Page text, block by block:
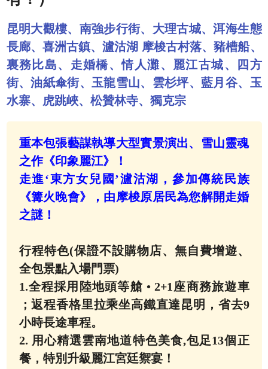
昆明大觀樓、南強步行街、大理古城、洱海生態
長廊、喜洲古鎮、瀘沽湖 摩梭古村落、豬槽船、
裏務比島、走婚橋、情人灘、麗江古城、四方
街、油紙傘街、玉龍雪山、雲杉坪、藍月谷、玉
水寨、虎跳峽、松贊林寺、獨克宗
重本包張藝謀執導大型實景演出、雪山靈魂
之作《印象麗江》！
走進‘東方女兒國’瀘沽湖，參加傳統民族
《篝火晚會》，由摩梭原居民為您解開走婚
之謎！
行程特色(保證不設購物店、無自費增遊、
全包景點入場門票)
1.全程採用陸地頭等艙 • 2+1座商務旅遊車
；返程香格里拉乘坐高鐵直達昆明，省去9
小時長途車程。
2. 用心精選雲南地道特色美食,包足13個正
餐，特別升級麗江宮廷禦宴！